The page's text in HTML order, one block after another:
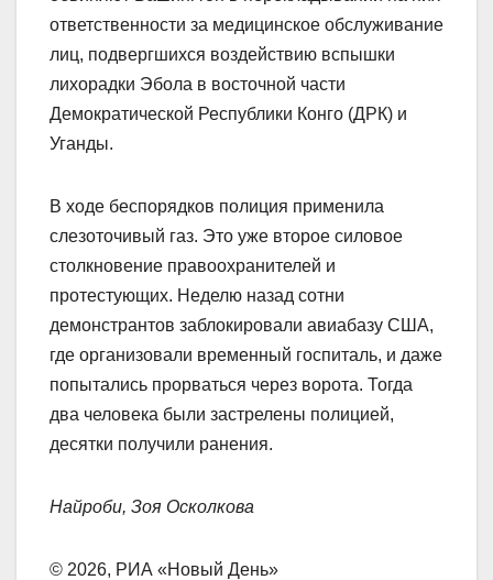
ответственности за медицинское обслуживание
лиц, подвергшихся воздействию вспышки
лихорадки Эбола в восточной части
Демократической Республики Конго (ДРК) и
Уганды.
В ходе беспорядков полиция применила
слезоточивый газ. Это уже второе силовое
столкновение правоохранителей и
протестующих. Неделю назад сотни
демонстрантов заблокировали авиабазу США,
где организовали временный госпиталь, и даже
попытались прорваться через ворота. Тогда
два человека были застрелены полицией,
десятки получили ранения.
Найроби, Зоя Осколкова
© 2026, РИА «Новый День»